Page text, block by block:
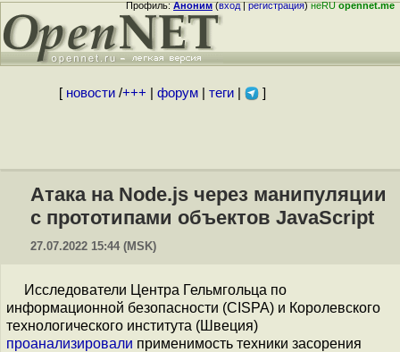
Профиль:Аноним(вход|регистрация)неRUopennet.me
[ новости/+++ форум| теги| ]
Атака на Node.js через манипуляции
с прототипами объектов JavaScript
27.07.2022 15:44 (MSK)
Исследователи Центра Гельмгольца по
информационной безопасности (CISPA) и Королевского
технологического института (Швеция)
проанализировали применимость техники засорения